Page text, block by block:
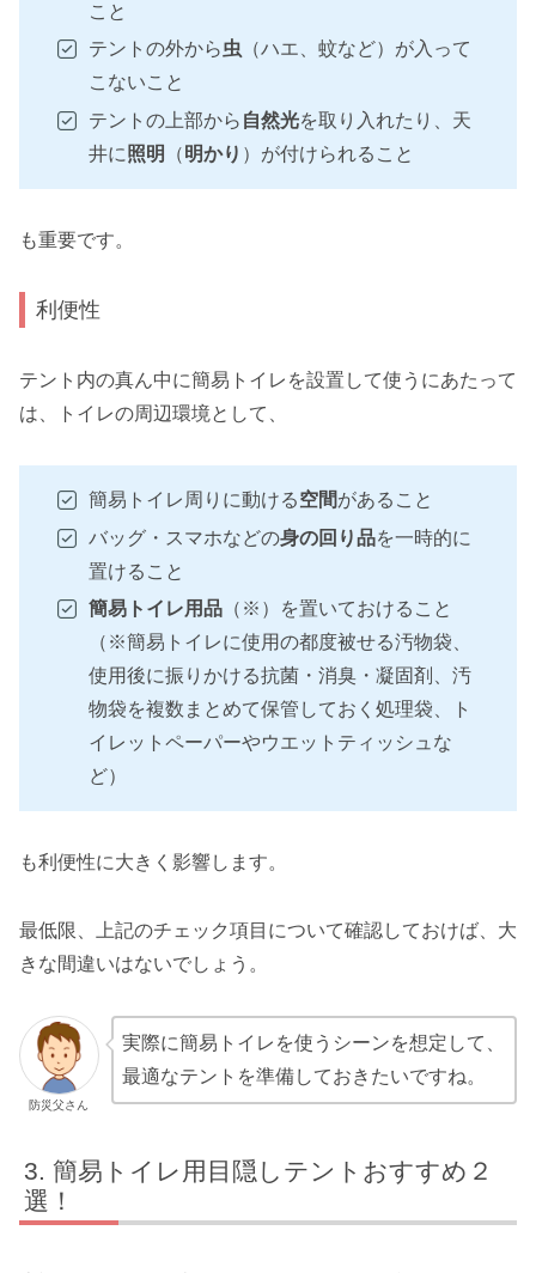
こと
テントの外から虫 （ハエ、蚊など）が入って
こないこと
テントの上部から 自然光を取り入れたり、天
井に照明 （明かり ）が付けられること
も重要です。
利便性
テント内の真ん中に簡易トイレを設置して使うにあたって
は、トイレの周辺環境として、
簡易トイレ周りに動ける空間があること
バッグ・スマホなどの身の回り品を一時的に
置けること
簡易トイレ用品（※）を置いておけること
（※簡易トイレに使用の都度被せる汚物袋、
使用後に振りかける抗菌・消臭・凝固剤、汚
物袋を複数まとめて保管しておく処理袋、ト
イレットペーパーやウエットティッシュな
ど）
も利便性に大きく影響します。
最低限、上記のチェック項目について確認しておけば、大
きな間違いはないでしょう。
防災父さん
実際に簡易トイレを使うシーンを想定して、
最適なテントを準備しておきたいですね。
簡易トイレ用目隠しテントおすすめ２
選！